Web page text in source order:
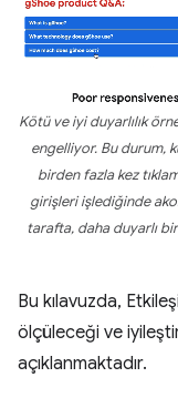
Kötü ve iyi duyarlılık
engelliyor. Bu durum,
birden fazla kez
girişleri işlediğinde
tarafta, daha duyarlı
Bu kılavuzda,
ölçüleceği ve
açıklanmaktadır.